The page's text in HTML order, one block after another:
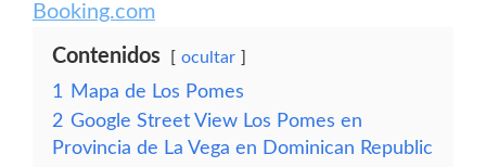
Booking.com
Contenidos ocultar
1
Mapa de Los Pomes
2 Google Street View Los Pomes en
Provincia de La Vega en Dominican Republic